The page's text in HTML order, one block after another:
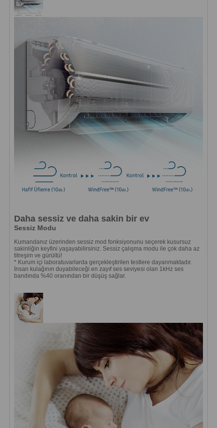
Daha sessiz ve daha sakin bir ev
Sessiz Modu
Kumandanız üzerinden sessiz mod fonksiyonunu seçerek kusursuz
sakinliğin keyfini yaşayabilirsiniz. Sessiz çalışma modu ile çok daha az
titreşim ve gürültü!
* Kurum içi laboratuvarlarda gerçekleştirilen testlere dayanmaktadır.
İnsan kulağının duyabileceği en zayıf ses seviyesi olan 1kHz ses
bandında %40 oranından bir düşüş sağlar.